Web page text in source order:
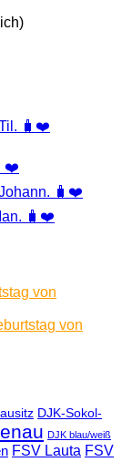
🧳❤️
🧳❤️
🧳❤️
von
von
DJK-Sokol-
DJK blau/weiß
FSV Lauta FSV